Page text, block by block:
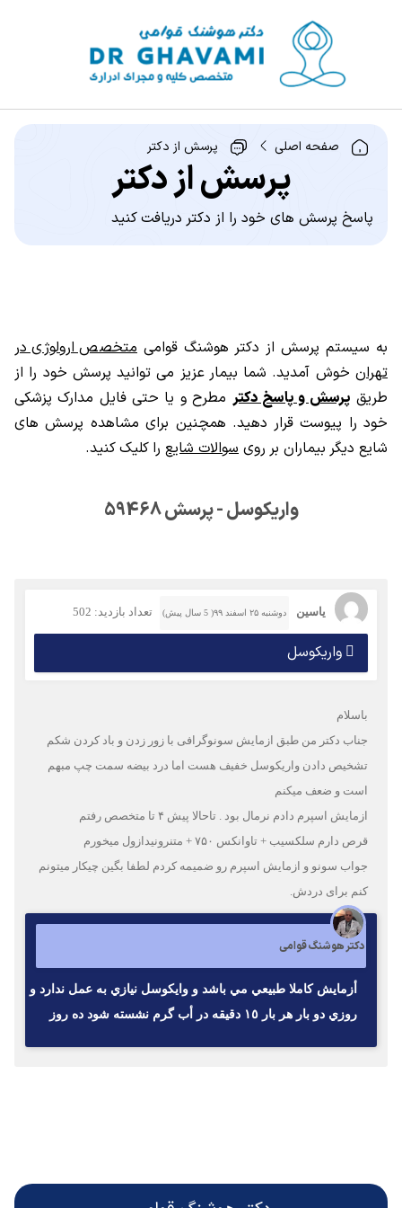
صفحه اصلی پرسش از دکتر
پرسش از دکتر
پاسخ پرسش های خود را از دکتر دریافت کنید
به سیستم پرسش از دکتر هوشنگ قوامی متخصص ارولوژی در
تهران خوش آمدید. شما بیمار عزیز می توانید پرسش خود را از
طریق پرسش و پاسخ دکتر مطرح و یا حتی فایل مدارک پزشکی
خود را پیوست قرار دهید. همچنین برای مشاهده پرسش های
شایع دیگر بیماران بر روی سوالات شایع را کلیک کنید.
واریکوسل - پرسش 59468
یاسین دوشنبه ۲۵ اسفند ۹۹( 5 سال پیش) تعداد بازدید: 502
واریکوسل
باسلام
جناب دکتر من طبق ازمایش سونوگرافی با زور زدن و باد کردن شکم
تشخیص دادن واریکوسل خفیف هست اما درد بيضه سمت چپ مبهم
است و ضعف میکنم
ازمایش اسپرم دادم نرمال بود . تاحالا پیش ۴ تا متخصص رفتم
قرص دارم سلکسیب + تاوانکس ۷۵۰ + متنرونیدازول میخورم
جواب سونو و ازمایش اسپرم رو ضمیمه کردم لطفا بگین چیکار میتونم
کنم برای دردش.
دکتر هوشنگ قوامی
أزمايش كاملا طبيعي مي باشد و وايكوسل نيازي به عمل ندارد و
روزي دو بار هر بار ١٥ دقيقه در أب گرم نشسته شود ده روز